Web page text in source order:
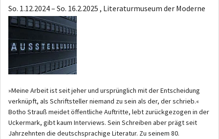
So. 1.12.2024– So. 16.2.2025 , Literaturmuseum der Moderne
»Meine Arbeit ist seit jeher und ursprünglich mit der Entscheidung
verknüpft, als Schriftsteller niemand zu sein als der, der schrieb.«
Botho Strauß meidet öffentliche Auftritte, lebt zurückgezogen in der
Uckermark, gibt kaum Interviews. Sein Schreiben aber prägt seit
Jahrzehnten die deutschsprachige Literatur. Zu seinem 80.